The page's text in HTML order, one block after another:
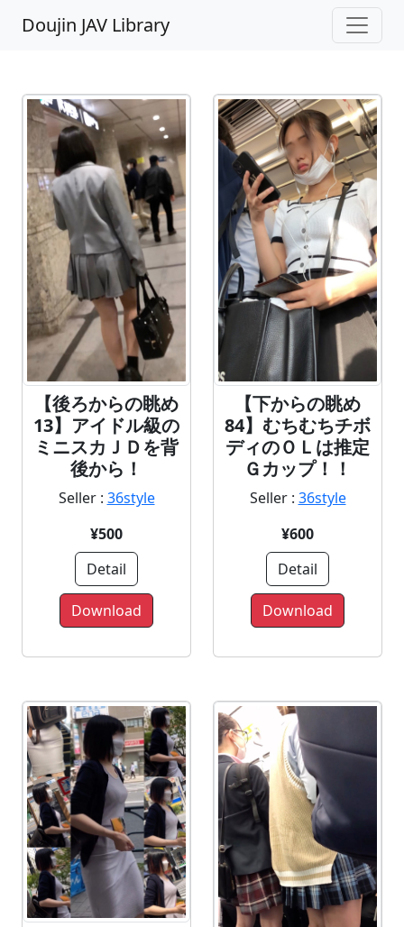
Doujin JAV Library
【後ろからの眺め
13】アイドル級の
ミニスカＪＤを背
後から！
Seller : 36style
¥500
Detail
Download
【下からの眺め
84】むちむちチボ
ディのＯＬは推定
Ｇカップ！！
Seller : 36style
¥600
Detail
Download